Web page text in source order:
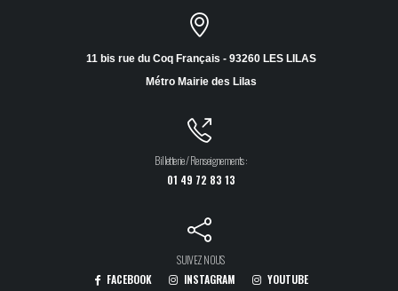
11 bis rue du Coq Français - 93260 LES LILAS
Métro Mairie des Lilas
Billetterie / Renseignements :
01 49 72 83 13
SUIVEZ NOUS
FACEBOOK
INSTAGRAM YOUTUBE